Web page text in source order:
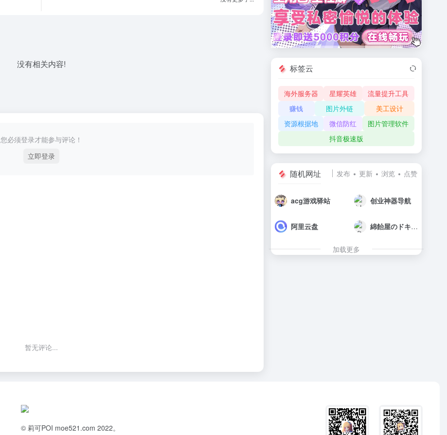
没有相关内容!
您必须登录才能参与评论！
立即登录
暂无评论...
标签云
海外服务器 星耀英雄
流量提升工具
赚钱
图片外链
美工设计
资源根据地
微信防红
图片管理软件
抖音极速版
随机网址 发布 更新 浏览 点赞
acg游戏驿站 创业神器导航
阿里云盘 綿飴屋のドキュメント
加载更多
© 莉可POI moe521.com 2022。